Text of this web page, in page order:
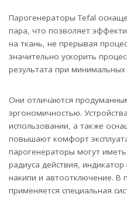
Парогенераторы Tefal
пара, что позволяет
на ткань, не прерывая
значительно ускорить
результата при минимальных
Они отличаются
эргономичностью.
использовании, а также
повышают комфорт
парогенераторы могут
радиуса действия,
накипи и автоотключение. В
применяется специальная